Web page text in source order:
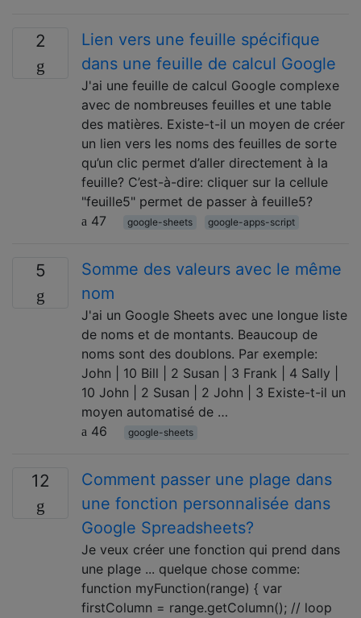
2
Lien vers une feuille spécifique
dans une feuille de calcul Google
J'ai une feuille de calcul Google complexe
avec de nombreuses feuilles et une table
des matières. Existe-t-il un moyen de créer
un lien vers les noms des feuilles de sorte
qu’un clic permet d’aller directement à la
feuille? C’est-à-dire: cliquer sur la cellule
"feuille5" permet de passer à feuille5?
47
google-sheets google-apps-script
5
Somme des valeurs avec le même
nom
J'ai un Google Sheets avec une longue liste
de noms et de montants. Beaucoup de
noms sont des doublons. Par exemple:
John | 10 Bill | 2 Susan | 3 Frank | 4 Sally |
10 John | 2 Susan | 2 John | 3 Existe-t-il un
moyen automatisé de …
46
google-sheets
12
Comment passer une plage dans
une fonction personnalisée dans
Google Spreadsheets?
Je veux créer une fonction qui prend dans
une plage ... quelque chose comme:
function myFunction(range) { var
firstColumn = range.getColumn(); // loop